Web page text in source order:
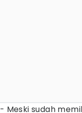
- Meski sudah